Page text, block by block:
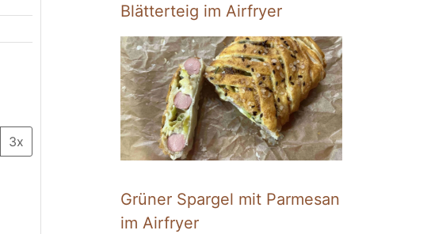
3x
Blätterteig im Airfryer
Grüner Spargel mit Parmesan
im Airfryer